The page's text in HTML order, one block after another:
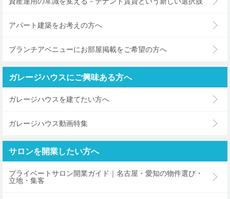
アパート建築をお考えの方へ
ブランチアベニューにお部屋掲載をご希望の方へ
ガレージハウスにご興味ある方へ
ガレージハウスを建てたい方へ
ガレージハウス動画特集
サロンを開業したい方へ
プライベートサロン開業ガイド｜名古屋・愛知の物件選び・
立地・集客